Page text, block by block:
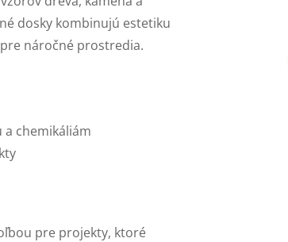
dosky kombinujú estetiku
náročné prostredia.
chemikáliám
pre projekty, ktoré